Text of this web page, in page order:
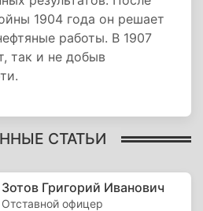
1904 года он решает
работы. В 1907
так и не добыв
СТАТЬИ
Зотов Григорий Иванович
Отставной офицер